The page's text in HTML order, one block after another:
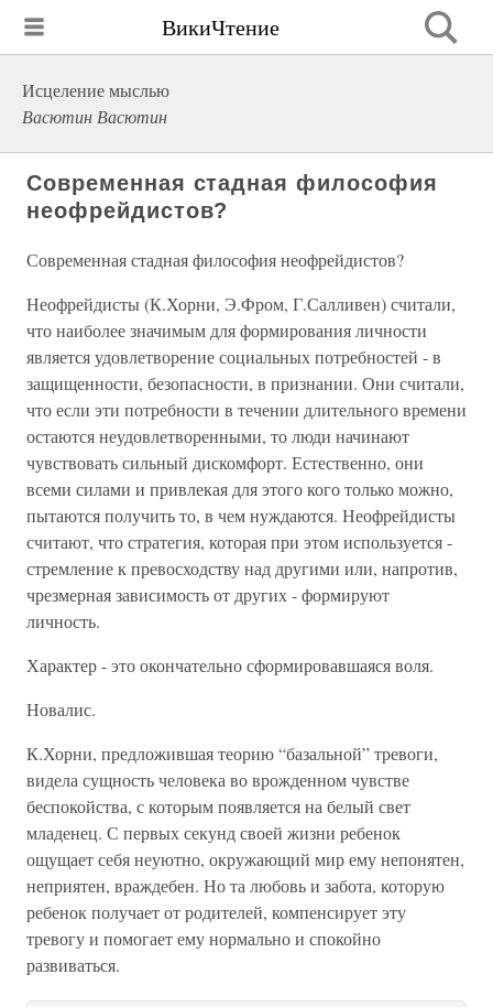
ВикиЧтение
Исцеление мыслью
Васютин Васютин
Современная стадная философия
неофрейдистов?
Современная стадная философия неофрейдистов?
Неофрейдисты (К.Хорни, Э.Фром, Г.Салливен) считали,
что наиболее значимым для формирования личности
является удовлетворение социальных потребностей - в
защищенности, безопасности, в признании. Они считали,
что если эти потребности в течении длительного времени
остаются неудовлетворенными, то люди начинают
чувствовать сильный дискомфорт. Естественно, они
всеми силами и привлекая для этого кого только можно,
пытаются получить то, в чем нуждаются. Неофрейдисты
считают, что стратегия, которая при этом используется -
стремление к превосходству над другими или, напротив,
чрезмерная зависимость от других - формируют
личность.
Характер - это окончательно сформировавшаяся воля.
Новалис.
К.Хорни, предложившая теорию “базальной” тревоги,
видела сущность человека во врожденном чувстве
беспокойства, с которым появляется на белый свет
младенец. С первых секунд своей жизни ребенок
ощущает себя неуютно, окружающий мир ему непонятен,
неприятен, враждебен. Но та любовь и забота, которую
ребенок получает от родителей, компенсирует эту
тревогу и помогает ему нормально и спокойно
развиваться.